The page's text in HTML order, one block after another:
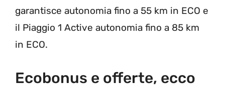
garantisce autonomia fino a 55 km in ECO e
il Piaggio 1 Active autonomia fino a 85 km
in ECO.
Ecobonus e offerte, ecco